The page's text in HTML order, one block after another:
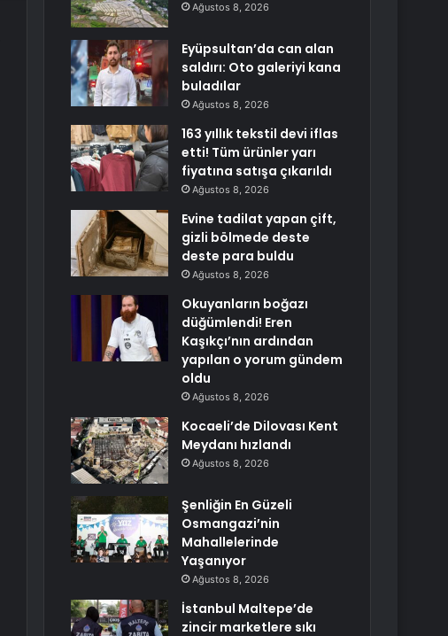
Ağustos 8, 2026
Eyüpsultan’da can alan
saldırı: Oto galeriyi kana
buladılar
Ağustos 8, 2026
163 yıllık tekstil devi iflas
etti! Tüm ürünler yarı
fiyatına satışa çıkarıldı
Ağustos 8, 2026
Evine tadilat yapan çift,
gizli bölmede deste
deste para buldu
Ağustos 8, 2026
Okuyanların boğazı
düğümlendi! Eren
Kaşıkçı’nın ardından
yapılan o yorum gündem
oldu
Ağustos 8, 2026
Kocaeli’de Dilovası Kent
Meydanı hızlandı
Ağustos 8, 2026
Şenliğin En Güzeli
Osmangazi’nin
Mahallelerinde
Yaşanıyor
Ağustos 8, 2026
İstanbul Maltepe’de
zincir marketlere sıkı